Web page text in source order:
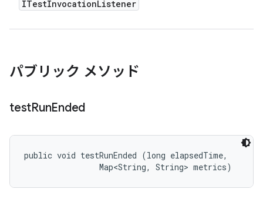
ITestInvocationListener
パブリック メソッド
testRunEnded
public void testRunEnded (long elapsedTime,
                Map<String, String> metrics)